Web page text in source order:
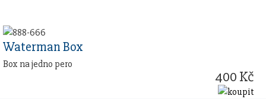
Waterman Box
Box na jedno pero
400 Kč